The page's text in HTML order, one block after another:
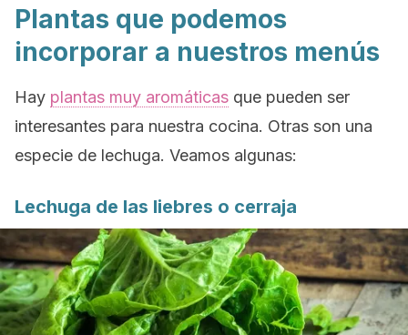
Plantas que podemos
incorporar a nuestros menús
Hay plantas muy aromáticas que pueden ser
interesantes para nuestra cocina. Otras son una
especie de lechuga. Veamos algunas:
Lechuga de las liebres o cerraja